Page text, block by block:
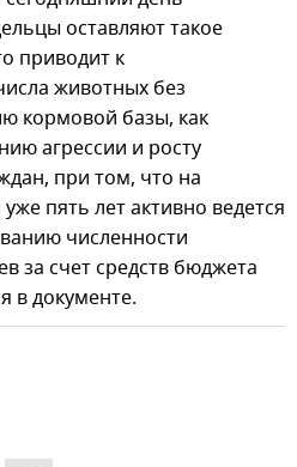
оставляют такое
приводит к
животных без
кормовой базы, как
агрессии и росту
при том, что на
пять лет активно ведется
численности
за счет средств бюджета
в документе.